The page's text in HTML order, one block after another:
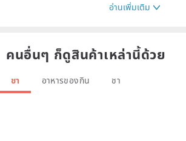
อ่านเพิ่มเติม
คนอื่นๆ ก็ดูสินค้าเหล่านี้ด้วย
ชา อาหารของกิน ชา